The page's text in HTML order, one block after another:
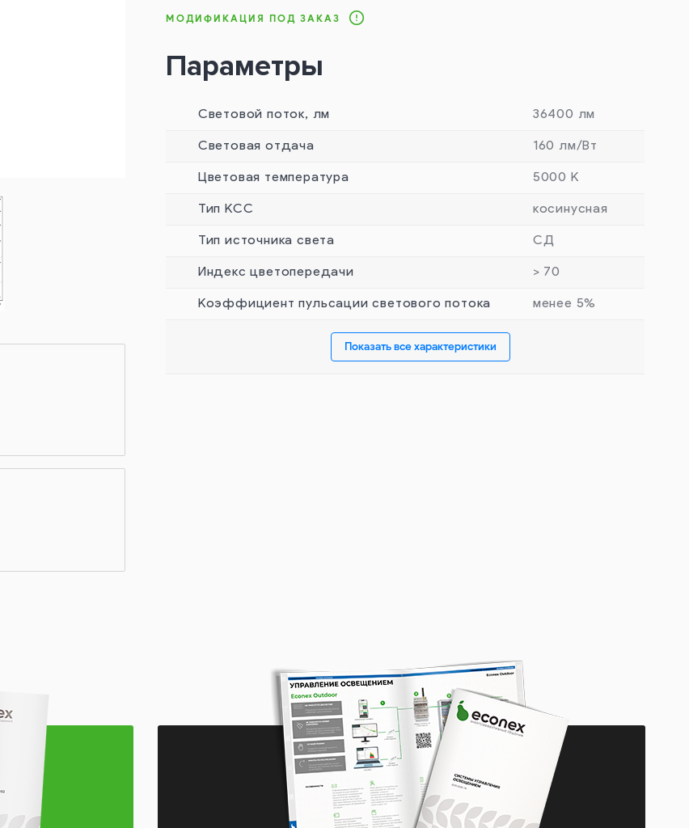
МОДИФИКАЦИЯ ПОД ЗАКАЗ
Параметры
Световой поток, лм 36400 лм
Световая отдача 160 лм/Вт
Цветовая температура 5000 К
Тип КСС косинусная
Тип источника света СД
Индекс цветопередачи > 70
Коэффициент пульсации светового потока менее 5%
Показать все характеристики